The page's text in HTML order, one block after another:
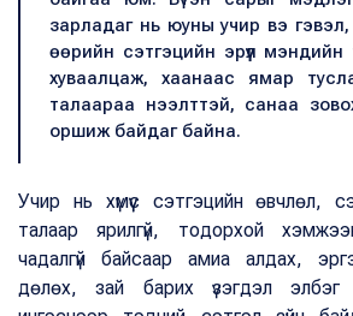
зарладаг нь юуны учир вэ гэвэл,
өөрийн сэтгэцийн эрүүл мэндийн
хуваалцаж, хаанаас ямар
талаараа нээлттэй, санаа зовох
оршиж байдаг байна.
Учир нь хүмүүс сэтгэцийн өвчлөл,
талаар ярилгүй, тодорхой
чадалгүй байсаар амиа алдах,
дөлөх, зай барих үзэгдэл элбэг